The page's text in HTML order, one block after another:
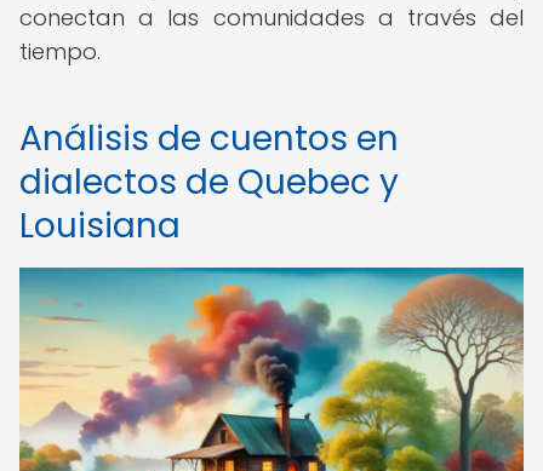
conectan a las comunidades a través del
tiempo.
Análisis de cuentos en
dialectos de Quebec y
Louisiana